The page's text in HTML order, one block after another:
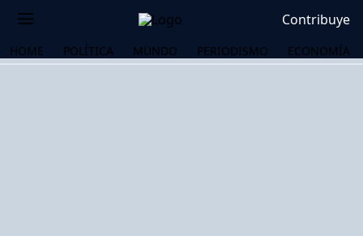
Contribuye
HOME POLÍTICA MUNDO PERIODISMO ECONOMÍA